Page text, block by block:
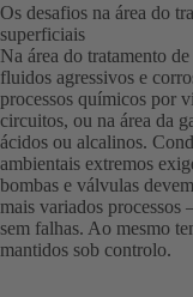
Os desafios na área do
superficiais
Na área do tratamento
fluidos agressivos e
processos químicos por
circuitos, ou na área da
ácidos ou alcalinos.
ambientais extremos
bombas e válvulas
mais variados processos
sem falhas. Ao mesmo
mantidos sob controlo.